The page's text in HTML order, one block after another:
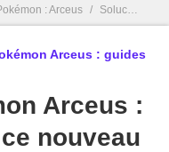
: Arceus / Soluce complète de Légendes Pokémon Arceus : guides et astuces à Hisui
Arceus : guides
Arceus :
nouveau